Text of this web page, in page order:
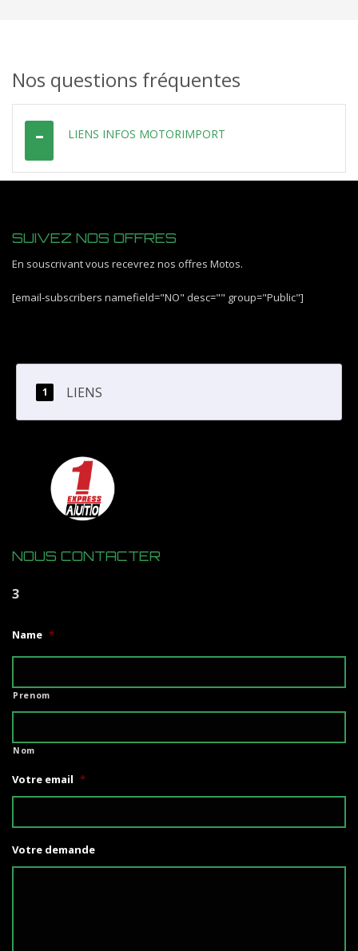
Nos questions fréquentes
LIENS INFOS MOTORIMPORT
SUIVEZ NOS OFFRES
En souscrivant vous recevrez nos offres Motos.
[email-subscribers namefield="NO" desc="" group="Public"]
LIENS
NOUS CONTACTER
3
Name *
Prenom
Nom
Votre email *
Votre demande